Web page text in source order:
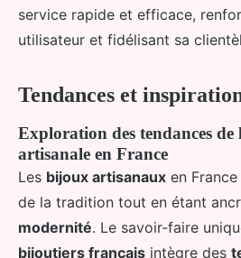
service rapide et efficace,
utilisateur et fidélisant sa
Tendances et
Exploration des tendances
artisanale en France
Les bijoux artisanaux en
de la tradition tout en étant
modernité. Le savoir-faire
bijoutiers français intègre des